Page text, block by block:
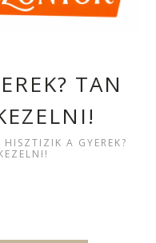
TAN
HISZTIZIK A GYEREK?